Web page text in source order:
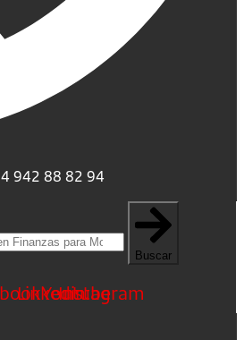
942 88 82 94
Buscar
Linkedin
Youtube
Instagram